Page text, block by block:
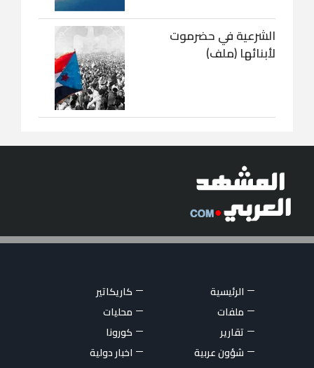
الشرعية في حضرموت
لأبنائها (ملف)
الرئيسية
كاريكاتير
ملفات
محليات
تقارير
كورونا
شؤون عربية
اخبار دولية